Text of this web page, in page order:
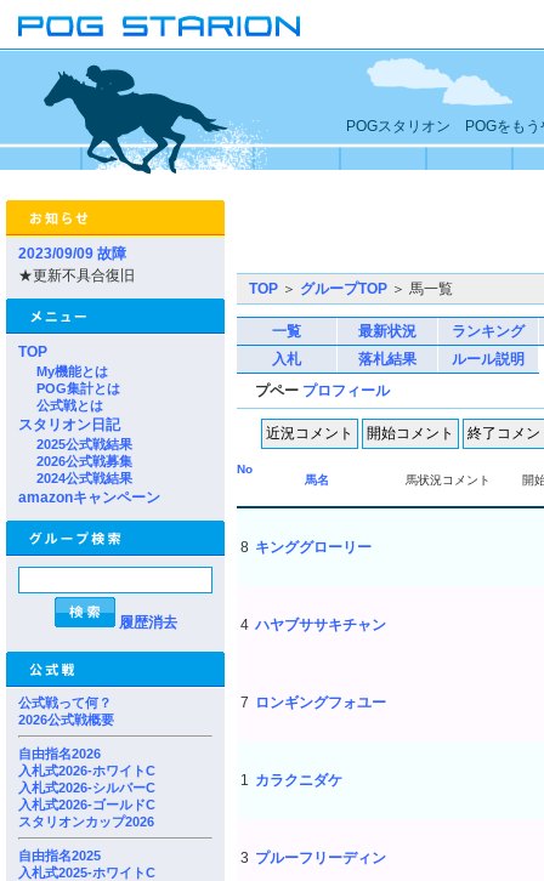
POGスタリオン POGをもう
2023/09/09 故障
★更新不具合復旧
TOP
My機能とは
POG集計とは
公式戦とは
スタリオン日記
2025公式戦結果
2026公式戦募集
2024公式戦結果
amazonキャンペーン
履歴消去
公式戦って何？
2026公式戦概要
自由指名2026
入札式2026-ホワイトC
入札式2026-シルバーC
入札式2026-ゴールドC
スタリオンカップ2026
自由指名2025
入札式2025-ホワイトC
TOP ＞ グループTOP ＞ 馬一覧
一覧 最新状況
ランキング
入札
落札結果
ルール説明
プペー プロフィール
No
馬名
馬状況コメント 開
8 キンググローリー
4 ハヤブササキチャン
7 ロンギングフォユー
1 カラクニダケ
3 プルーフリーディン